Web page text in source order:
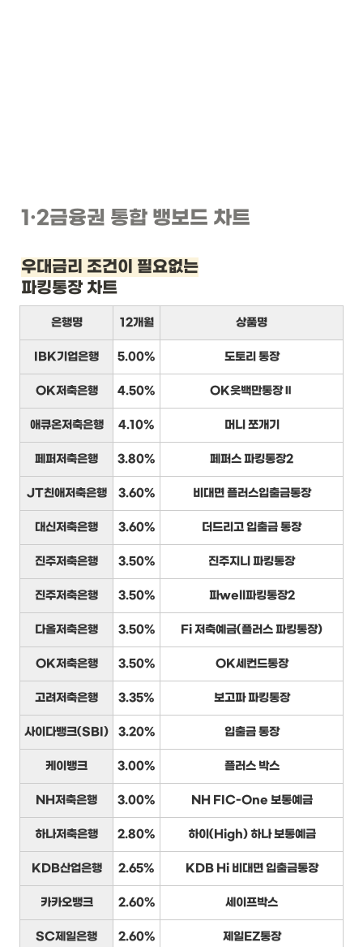
1·2금융권 통합 뱅보드 차트
우대금리 조건이 필요없는
파킹통장 차트
은행명 12개월 상품명
IBK기업은행 5.00% 도토리 통장
OK저축은행 4.50% OK읏백만통장Ⅱ
애큐온저축은행 4.10% 머니 쪼개기
페퍼저축은행 3.80% 페퍼스 파킹통장2
JT친애저축은행 3.60% 비대면 플러스입출금통장
대신저축은행 3.60% 더드리고 입출금 통장
진주저축은행 3.50% 진주지니 파킹통장
진주저축은행 3.50% 파well파킹통장2
다올저축은행 3.50% Fi 저축예금(플러스 파킹통장)
OK저축은행 3.50% OK세컨드통장
고려저축은행 3.35% 보고파 파킹통장
사이다뱅크(SBI) 3.20% 입출금 통장
케이뱅크 3.00% 플러스 박스
NH저축은행 3.00% NH FIC-One 보통예금
하나저축은행 2.80% 하이(High) 하나 보통예금
KDB산업은행 2.65% KDB Hi 비대면 입출금통장
카카오뱅크 2.60% 세이프박스
SC제일은행 2.60% 제일EZ통장